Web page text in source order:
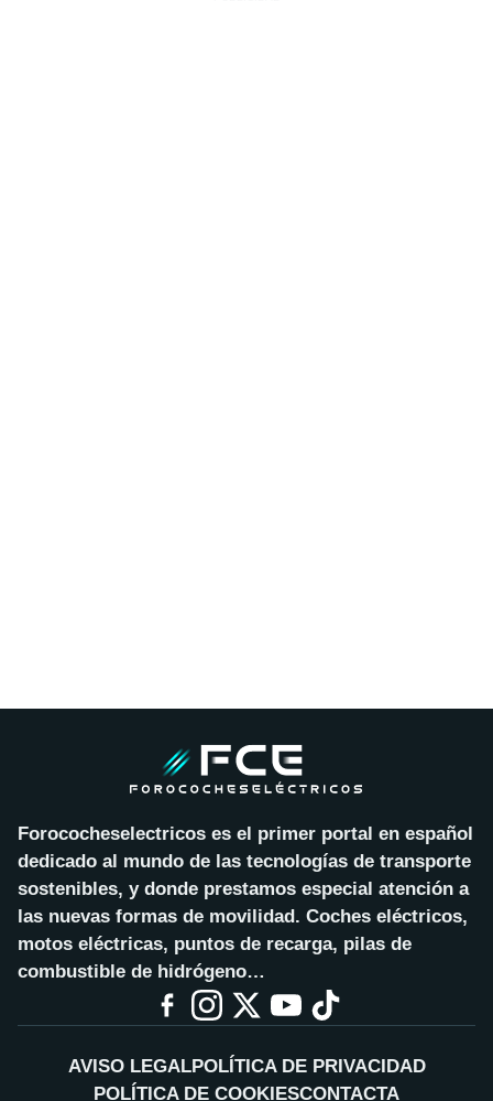
Forococheselectricos es el primer portal en español
dedicado al mundo de las tecnologías de transporte
sostenibles, y donde prestamos especial atención a
las nuevas formas de movilidad. Coches eléctricos,
motos eléctricas, puntos de recarga, pilas de
combustible de hidrógeno…
AVISO LEGALPOLÍTICA DE PRIVACIDAD
POLÍTICA DE COOKIESCONTACTA